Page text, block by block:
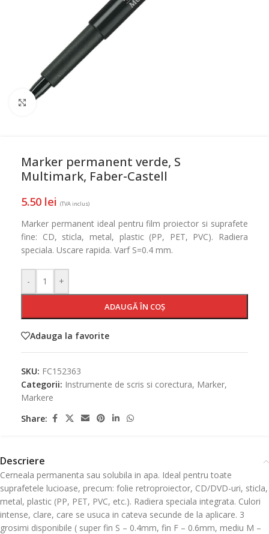
Mareste
Marker permanent verde, S
Multimark, Faber-Castell
5.50 lei (TVA inclus)
Marker permanent ideal pentru film proiector si suprafete
fine: CD, sticla, metal, plastic (PP, PET, PVC). Radiera
speciala. Uscare rapida. Varf S=0.4 mm.
- +
ADAUGĂ ÎN COȘ
Adauga la favorite
SKU: FC152363
Categorii: Instrumente de scris si corectura, Marker,
Markere
Share:
Descriere
Cerneala permanenta sau solubila in apa. Ideal pentru toate
suprafetele lucioase, precum: folie retroproiector, CD/DVD-uri, sticla,
metal, plastic (PP, PET, PVC, etc.). Radiera speciala integrata. Culori
intense, clare, care se usuca in cateva secunde de la aplicare. 3
grosimi disponibile ( super fin S – 0.4mm, fin F – 0.6mm, mediu M –